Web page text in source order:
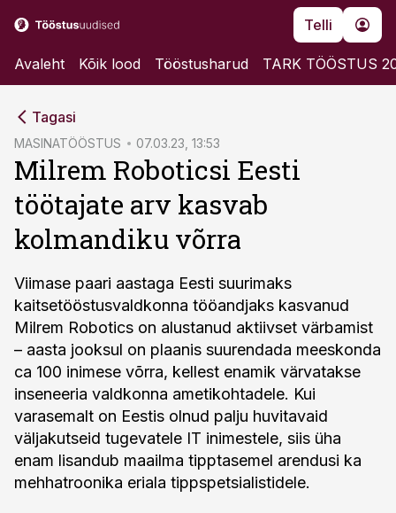
Telli
Avaleht Kõik lood Tööstusharud TARK TÖÖSTUS
Tagasi
MASINATÖÖSTUS 07.03.23, 13:53
Milrem Roboticsi Eesti
töötajate arv kasvab
kolmandiku võrra
Viimase paari aastaga Eesti suurimaks
kaitsetööstusvaldkonna tööandjaks kasvanud
Milrem Robotics on alustanud aktiivset värbamist
– aasta jooksul on plaanis suurendada meeskonda
ca 100 inimese võrra, kellest enamik värvatakse
inseneeria valdkonna ametikohtadele. Kui
varasemalt on Eestis olnud palju huvitavaid
väljakutseid tugevatele IT inimestele, siis üha
enam lisandub maailma tipptasemel arendusi ka
mehhatroonika eriala tippspetsialistidele.